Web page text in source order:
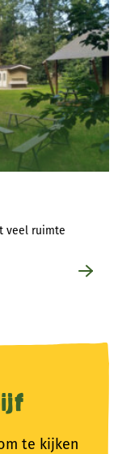
veel ruimte
te kijken